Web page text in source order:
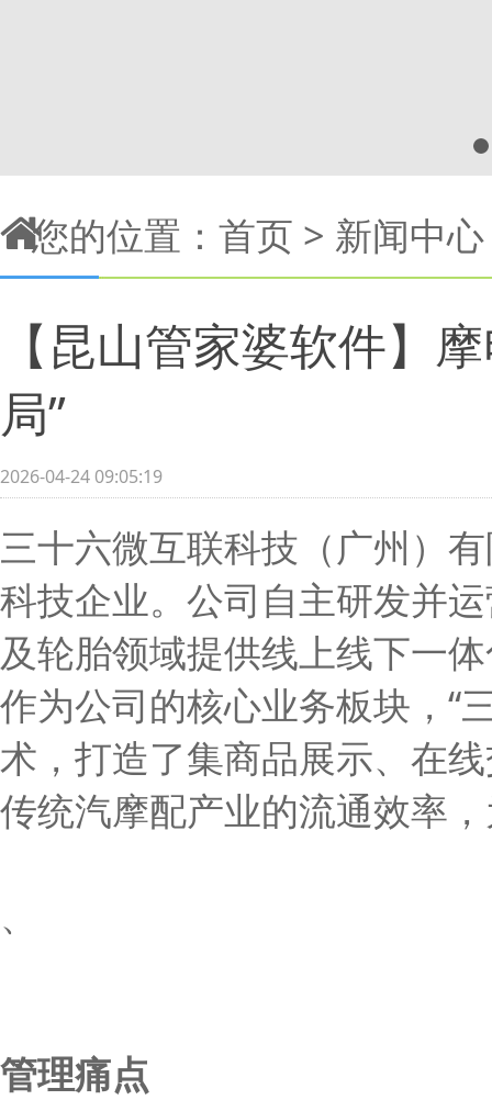
您的位置： 首页 > 新闻中心
【昆山管家婆软件】
局”
2026-04-24 09:05:19
三十六微互联科技（广州）
科技企业。公司自主研发并
及轮胎领域提供线上线下一
作为公司的核心业务板块，“
术，打造了集商品展示、在
传统汽摩配产业的流通效率
、
管理痛点